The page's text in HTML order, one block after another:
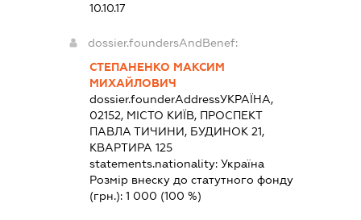
10.10.17
dossier.foundersAndBenef:
СТЕПАНЕНКО МАКСИМ
МИХАЙЛОВИЧ
dossier.founderAddressУКРАЇНА,
02152, МІСТО КИЇВ, ПРОСПЕКТ
ПАВЛА ТИЧИНИ, БУДИНОК 21,
КВАРТИРА 125
statements.nationality:Україна
Розмір внеску до статутного фонду
(грн.):1 000 (100 %)